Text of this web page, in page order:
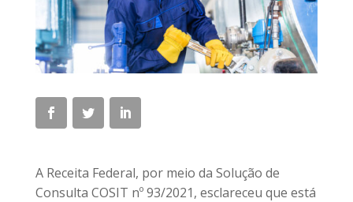
A Receita Federal, por meio da Solução de
Consulta COSIT nº 93/2021, esclareceu que está